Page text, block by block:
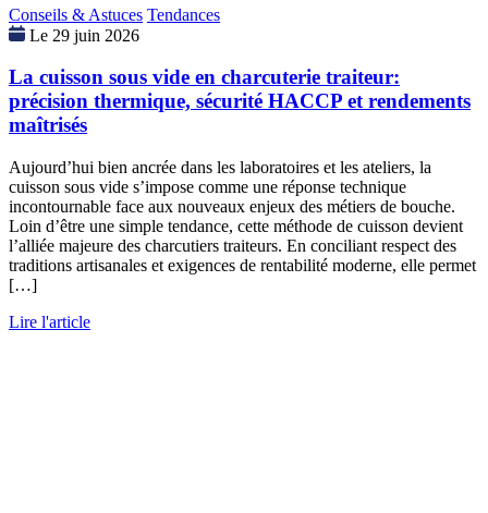
Conseils & Astuces Tendances
Le 29 juin 2026
La cuisson sous vide en charcuterie traiteur:
précision thermique, sécurité HACCP et rendements
maîtrisés
Aujourd’hui bien ancrée dans les laboratoires et les ateliers, la
cuisson sous vide s’impose comme une réponse technique
incontournable face aux nouveaux enjeux des métiers de bouche.
Loin d’être une simple tendance, cette méthode de cuisson devient
l’alliée majeure des charcutiers traiteurs. En conciliant respect des
traditions artisanales et exigences de rentabilité moderne, elle permet
[…]
Lire l'article